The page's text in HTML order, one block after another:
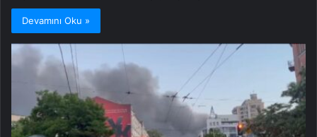
Devamını Oku »